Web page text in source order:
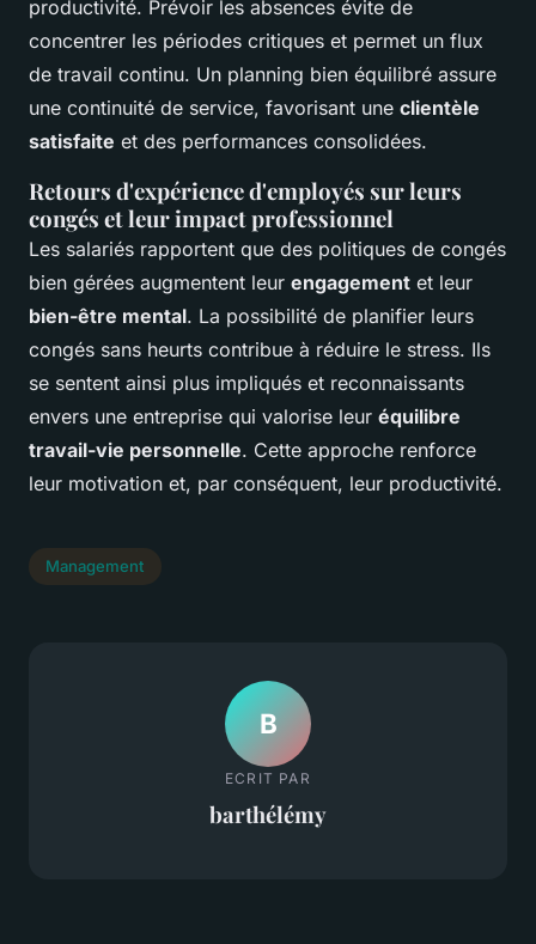
productivité. Prévoir les absences évite de
concentrer les périodes critiques et permet un flux
de travail continu. Un planning bien équilibré assure
une continuité de service, favorisant une clientèle
satisfaite et des performances consolidées.
Retours d'expérience d'employés sur leurs
congés et leur impact professionnel
Les salariés rapportent que des politiques de congés
bien gérées augmentent leur engagement et leur
bien-être mental. La possibilité de planifier leurs
congés sans heurts contribue à réduire le stress. Ils
se sentent ainsi plus impliqués et reconnaissants
envers une entreprise qui valorise leur équilibre
travail-vie personnelle. Cette approche renforce
leur motivation et, par conséquent, leur productivité.
Management
B
ECRIT PAR
barthélémy